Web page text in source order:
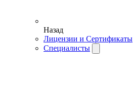
Назад
Лицензии и Сертификаты
Специалисты